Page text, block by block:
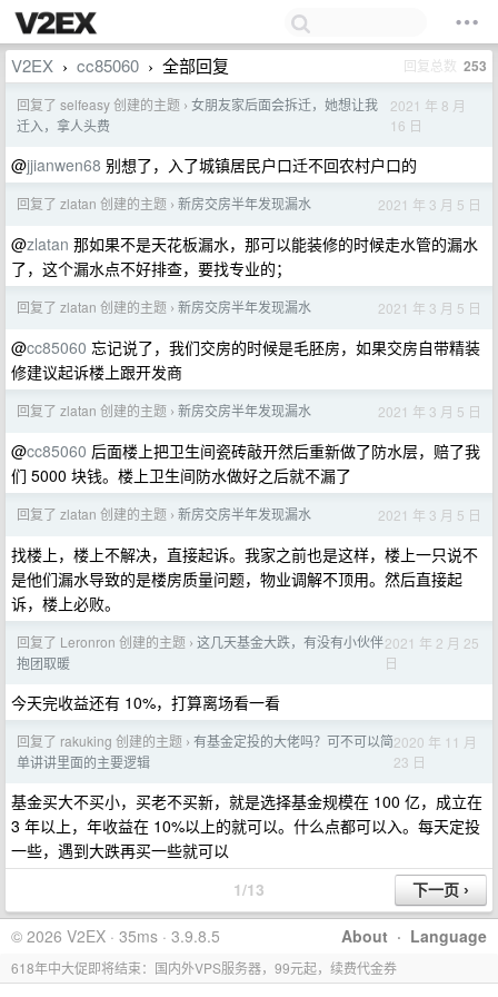
V2EX › cc85060 › 全部回复 回复总数 253
回复了 selfeasy 创建的主题 › 女朋友家后面会拆迁，她想让我
迁入，拿人头费
2021 年 8 月
16 日
@jjianwen68 别想了，入了城镇居民户口迁不回农村户口的
回复了 zlatan 创建的主题 › 新房交房半年发现漏水 2021 年 3 月 5 日
@zlatan 那如果不是天花板漏水，那可以能装修的时候走水管的漏水
了，这个漏水点不好排查，要找专业的；
回复了 zlatan 创建的主题 › 新房交房半年发现漏水 2021 年 3 月 5 日
@cc85060 忘记说了，我们交房的时候是毛胚房，如果交房自带精装
修建议起诉楼上跟开发商
回复了 zlatan 创建的主题 › 新房交房半年发现漏水 2021 年 3 月 5 日
@cc85060 后面楼上把卫生间瓷砖敲开然后重新做了防水层，赔了我
们 5000 块钱。楼上卫生间防水做好之后就不漏了
回复了 zlatan 创建的主题 › 新房交房半年发现漏水 2021 年 3 月 5 日
找楼上，楼上不解决，直接起诉。我家之前也是这样，楼上一只说不
是他们漏水导致的是楼房质量问题，物业调解不顶用。然后直接起
诉，楼上必败。
回复了 Leronron 创建的主题 › 这几天基金大跌，有没有小伙伴
抱团取暖
2021 年 2 月 25
日
今天完收益还有 10%，打算离场看一看
回复了 rakuking 创建的主题 › 有基金定投的大佬吗？可不可以简
单讲讲里面的主要逻辑
2020 年 11 月
23 日
基金买大不买小，买老不买新，就是选择基金规模在 100 亿，成立在
3 年以上，年收益在 10%以上的就可以。什么点都可以入。每天定投
一些，遇到大跌再买一些就可以
1/13
About · Language
© 2026 V2EX · 35ms · 3.9.8.5
618年中大促即将结束：国内外VPS服务器，99元起，续费代金券